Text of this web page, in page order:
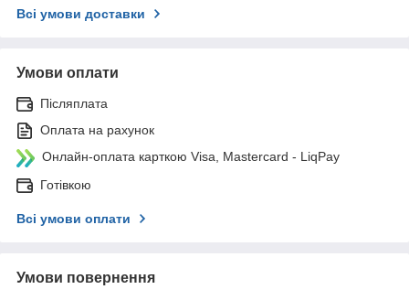
Всі умови доставки
Умови оплати
Післяплата
Оплата на рахунок
Онлайн-оплата карткою Visa, Mastercard - LiqPay
Готівкою
Всі умови оплати
Умови повернення